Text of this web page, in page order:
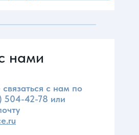
нами
с нам по
504-42-78 или